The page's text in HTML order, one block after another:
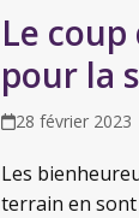
Le coup
pour la
28 février 2023
Les
terrain en sont